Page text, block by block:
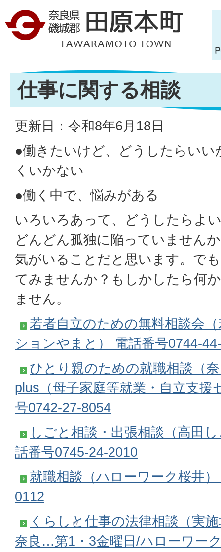
仕事に関する相談
更新日：令和8年6月18日
●働きたいけど、どうしたらい
くいかない
●働く中で、悩みがある
いろいろあって、どうしたらよ
どんどん孤独に陥っていません
気がいることだと思います。で
てみませんか？もしかしたら何
ません。
若者自立のための無料相談会
ションやまと） 電話番号0744-
ひとり親のための就職相談（
plus（母子家庭等就業・自立支援
号0742-27-8054
しごと相談・出張相談（高田
話番号0745-24-2010
就職相談（ハローワーク桜井
0112
くらしと仕事の法律相談（実
奈良…第1・3金曜日/ハローワー